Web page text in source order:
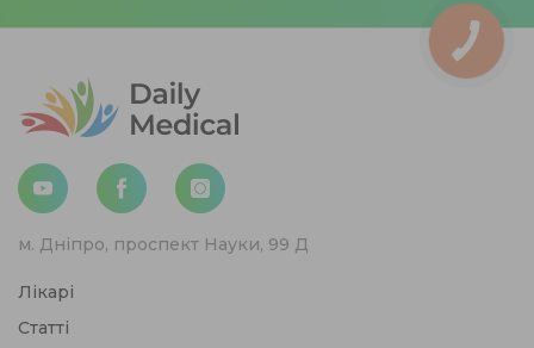
м. Дніпро, проспект Науки, 99 Д
Лікарі
Статті